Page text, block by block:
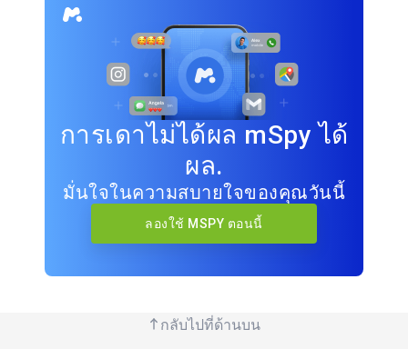
การเดาไม่ได้ผล mSpy ได้
ผล.
มั่นใจในความสบายใจของคุณวันนี้
ลองใช้ MSPY ตอนนี้
กลับไปที่ด้านบน